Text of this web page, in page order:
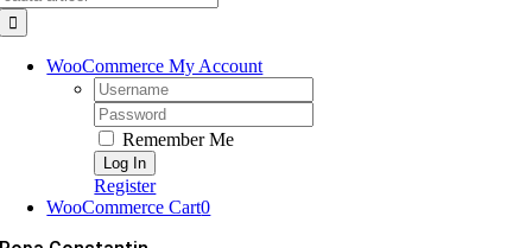
WooCommerce My Account
Username:
Password:
Remember Me
Register
WooCommerce Cart0